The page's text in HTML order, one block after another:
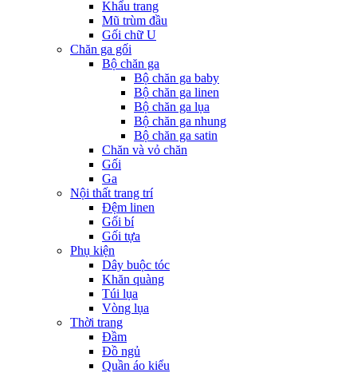
Khẩu trang
Mũ trùm đầu
Gối chữ U
Chăn ga gối
Bộ chăn ga
Bộ chăn ga baby
Bộ chăn ga linen
Bộ chăn ga lụa
Bộ chăn ga nhung
Bộ chăn ga satin
Chăn và vỏ chăn
Gối
Ga
Nội thất trang trí
Đệm linen
Gối bí
Gối tựa
Phụ kiện
Dây buộc tóc
Khăn quàng
Túi lụa
Vòng lụa
Thời trang
Đầm
Đồ ngủ
Quần áo kiểu